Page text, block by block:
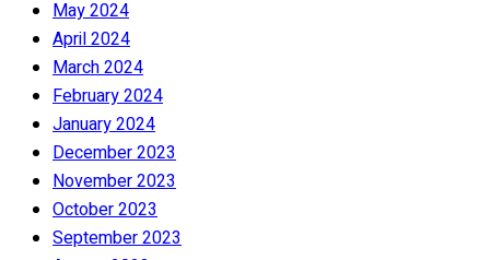
May 2024
April 2024
March 2024
February 2024
January 2024
December 2023
November 2023
October 2023
September 2023